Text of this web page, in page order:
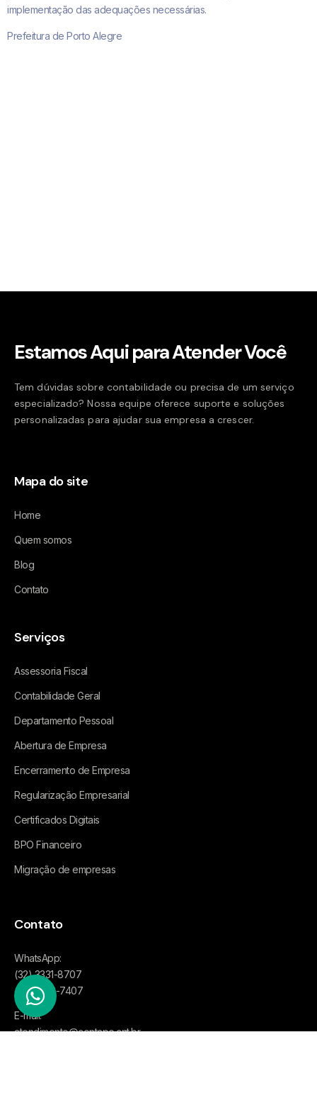
implementação das adequações necessárias.
Prefeitura de Porto Alegre
Estamos Aqui para Atender Você
Tem dúvidas sobre contabilidade ou precisa de um serviço
especializado? Nossa equipe oferece suporte e soluções
personalizadas para ajudar sua empresa a crescer.
Mapa do site
Home
Quem somos
Blog
Contato
Serviços
Assessoria Fiscal
Contabilidade Geral
Departamento Pessoal
Abertura de Empresa
Encerramento de Empresa
Regularização Empresarial
Certificados Digitais
BPO Financeiro
Migração de empresas
Contato
WhatsApp:
(32) 3331-8707
(32) 3333-7407
E-mail:
atendimento@contape.cnt.br